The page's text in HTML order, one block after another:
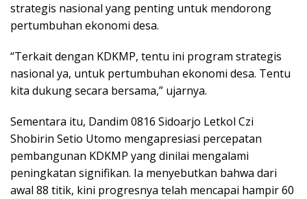
strategis nasional yang penting untuk mendorong
pertumbuhan ekonomi desa.
“Terkait dengan KDKMP, tentu ini program strategis
nasional ya, untuk pertumbuhan ekonomi desa. Tentu
kita dukung secara bersama,” ujarnya.
Sementara itu, Dandim 0816 Sidoarjo Letkol Czi
Shobirin Setio Utomo mengapresiasi percepatan
pembangunan KDKMP yang dinilai mengalami
peningkatan signifikan. Ia menyebutkan bahwa dari
awal 88 titik, kini progresnya telah mencapai hampir 60